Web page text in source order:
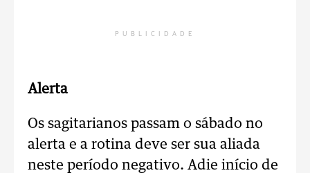
PUBLICIDADE
Alerta
Os sagitarianos passam o sábado no
alerta e a rotina deve ser sua aliada
neste período negativo. Adie início de